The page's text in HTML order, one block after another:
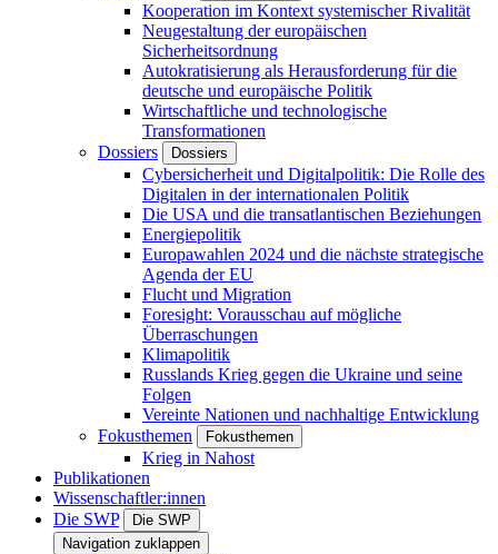
Kooperation im Kontext systemischer Rivalität
Neugestaltung der europäischen
Sicherheitsordnung
Autokratisierung als Herausforderung für die
deutsche und europäische Politik
Wirtschaftliche und technologische
Transformationen
Dossiers
Dossiers
Cybersicherheit und Digitalpolitik: Die Rolle des
Digitalen in der internationalen Politik
Die USA und die transatlantischen Beziehungen
Energiepolitik
Europawahlen 2024 und die nächste strategische
Agenda der EU
Flucht und Migration
Foresight: Vorausschau auf mögliche
Überraschungen
Klimapolitik
Russlands Krieg gegen die Ukraine und seine
Folgen
Vereinte Nationen und nachhaltige Entwicklung
Fokusthemen
Fokusthemen
Krieg in Nahost
Publikationen
Wissenschaftler:innen
Die SWP
Die SWP
Navigation zuklappen